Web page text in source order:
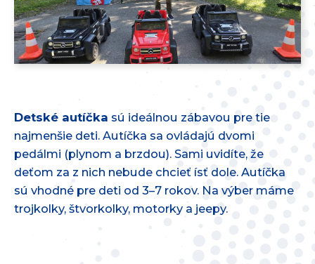
Detské autíčka sú ideálnou zábavou pre tie
najmenšie deti. Autíčka sa ovládajú dvomi
pedálmi (plynom a brzdou). Sami uvidíte, že
deťom za z nich nebude chcieť ísť dole. Autíčka
sú vhodné pre deti od 3–7 rokov. Na výber máme
trojkolky, štvorkolky, motorky a jeepy.